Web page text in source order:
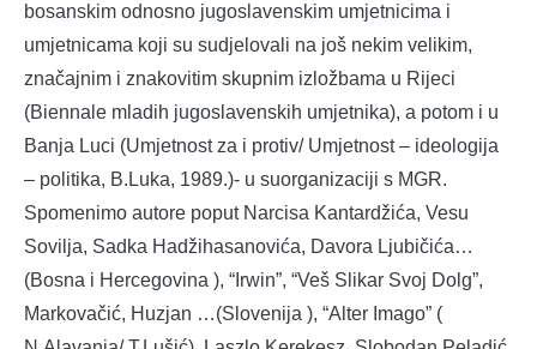
bosanskim odnosno jugoslavenskim umjetnicima i
umjetnicama koji su sudjelovali na još nekim velikim,
značajnim i znakovitim skupnim izložbama u Rijeci
(Biennale mladih jugoslavenskih umjetnika), a potom i u
Banja Luci (Umjetnost za i protiv/ Umjetnost – ideologija
– politika, B.Luka, 1989.)- u suorganizaciji s MGR.
Spomenimo autore poput Narcisa Kantardžića, Vesu
Sovilja, Sadka Hadžihasanovića, Davora Ljubičića…
(Bosna i Hercegovina ), “Irwin”, “Veš Slikar Svoj Dolg”,
Markovačić, Huzjan …(Slovenija ), “Alter Imago” (